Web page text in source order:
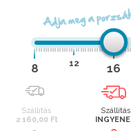
Adja meg a
8 12 16
Szállítás
2 160,00 Ft
Szállítás